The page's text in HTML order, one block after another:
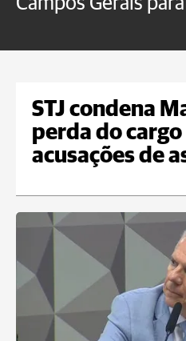
STJ condena
perda do cargo
acusações de